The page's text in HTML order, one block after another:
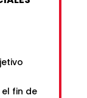
fin de